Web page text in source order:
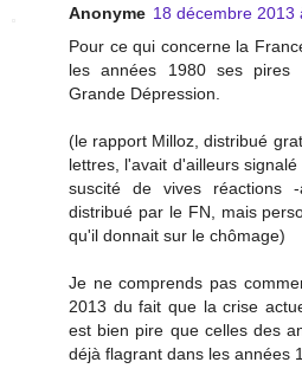
Anonyme 18 décembre 2013
Pour ce qui concerne la
les années 1980 ses
Grande Dépression.
(le rapport Milloz, distribué
lettres, l'avait d'ailleurs
suscité de vives réactions
distribué par le FN, mais
qu'il donnait sur le chômage)
Je ne comprends pas
2013 du fait que la crise
est bien pire que celles des
déjà flagrant dans les années